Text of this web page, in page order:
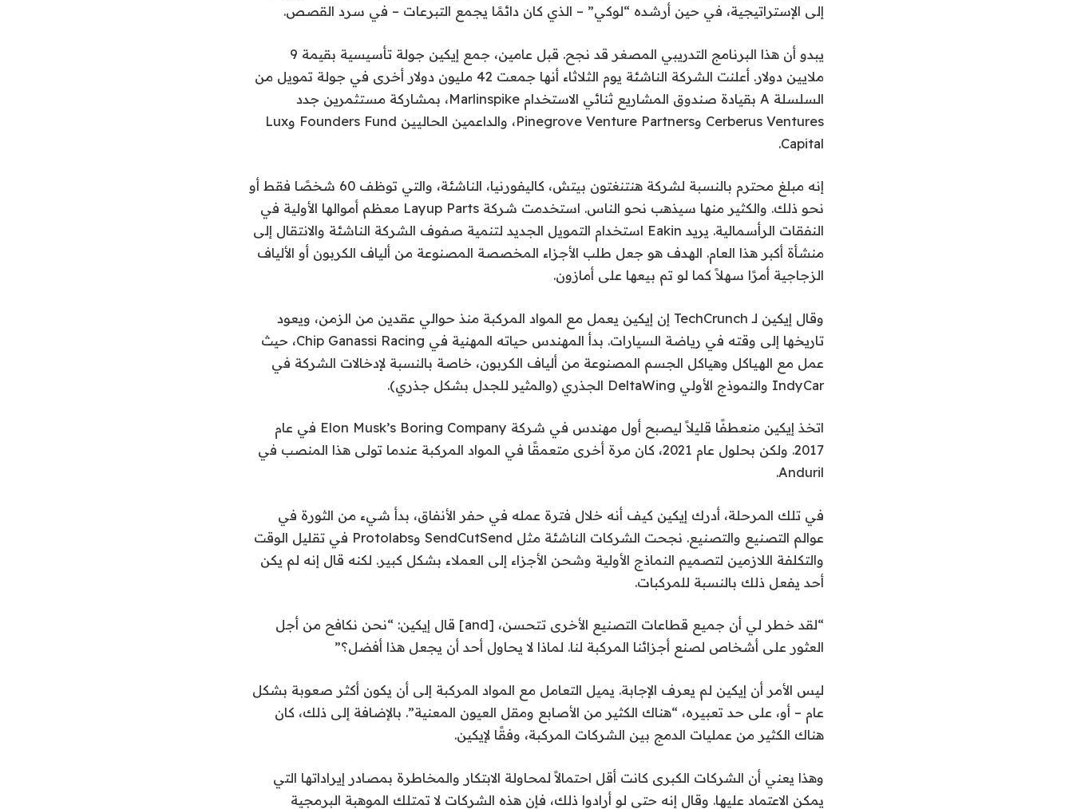
إلى الإستراتيجية، في حين أرشده “لوكي” – الذي كان دائمًا يجمع التبرعات – في سرد ​​القصص.
يبدو أن هذا البرنامج التدريبي المصغر قد نجح. قبل عامين، جمع إيكين جولة تأسيسية بقيمة 9
ملايين دولار. أعلنت الشركة الناشئة يوم الثلاثاء أنها جمعت 42 مليون دولار أخرى في جولة تمويل من
السلسلة A بقيادة صندوق المشاريع ثنائي الاستخدام Marlinspike، بمشاركة مستثمرين جدد
Cerberus Ventures وPinegrove Venture Partners، والداعمين الحاليين Founders Fund وLux
Capital.
إنه مبلغ محترم بالنسبة لشركة هنتنغتون بيتش، كاليفورنيا، الناشئة، والتي توظف 60 شخصًا فقط أو
نحو ذلك. والكثير منها سيذهب نحو الناس. استخدمت شركة Layup Parts معظم أموالها الأولية في
النفقات الرأسمالية. يريد Eakin استخدام التمويل الجديد لتنمية صفوف الشركة الناشئة والانتقال إلى
منشأة أكبر هذا العام. الهدف هو جعل طلب الأجزاء المخصصة المصنوعة من ألياف الكربون أو الألياف
الزجاجية أمرًا سهلاً كما لو تم بيعها على أمازون.
وقال إيكين لـ TechCrunch إن إيكين يعمل مع المواد المركبة منذ حوالي عقدين من الزمن، ويعود
تاريخها إلى وقته في رياضة السيارات. بدأ المهندس حياته المهنية في Chip Ganassi Racing، حيث
عمل مع الهياكل وهياكل الجسم المصنوعة من ألياف الكربون، خاصة بالنسبة لإدخالات الشركة في
IndyCar والنموذج الأولي DeltaWing الجذري (والمثير للجدل بشكل جذري).
اتخذ إيكين منعطفًا قليلاً ليصبح أول مهندس في شركة Elon Musk’s Boring Company في عام
2017. ولكن بحلول عام 2021، كان مرة أخرى متعمقًا في المواد المركبة عندما تولى هذا المنصب في
Anduril.
في تلك المرحلة، أدرك إيكين كيف أنه خلال فترة عمله في حفر الأنفاق، بدأ شيء من الثورة في
عوالم التصنيع والتصنيع. نجحت الشركات الناشئة مثل SendCutSend وProtolabs في تقليل الوقت
والتكلفة اللازمين لتصميم النماذج الأولية وشحن الأجزاء إلى العملاء بشكل كبير. لكنه قال إنه لم يكن
أحد يفعل ذلك بالنسبة للمركبات.
“لقد خطر لي أن جميع قطاعات التصنيع الأخرى تتحسن، [and] قال إيكين: “نحن نكافح من أجل
العثور على أشخاص لصنع أجزائنا المركبة لنا. لماذا لا يحاول أحد أن يجعل هذا أفضل؟”
ليس الأمر أن إيكين لم يعرف الإجابة. يميل التعامل مع المواد المركبة إلى أن يكون أكثر صعوبة بشكل
عام – أو، على حد تعبيره، “هناك الكثير من الأصابع ومقل العيون المعنية”. بالإضافة إلى ذلك، كان
هناك الكثير من عمليات الدمج بين الشركات المركبة، وفقًا لإيكين.
وهذا يعني أن الشركات الكبرى كانت أقل احتمالاً لمحاولة الابتكار والمخاطرة بمصادر إيراداتها التي
يمكن الاعتماد عليها. وقال إنه حتى لو أرادوا ذلك، فإن هذه الشركات لا تمتلك الموهبة البرمجية